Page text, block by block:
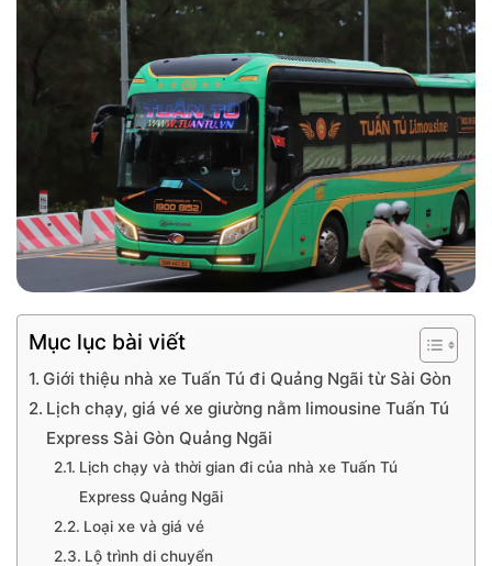
Mục lục bài viết
Giới thiệu nhà xe Tuấn Tú đi Quảng Ngãi từ Sài Gòn
Lịch chạy, giá vé xe giường nằm limousine Tuấn Tú
Express Sài Gòn Quảng Ngãi
Lịch chạy và thời gian đi của nhà xe Tuấn Tú
Express Quảng Ngãi
Loại xe và giá vé
Lộ trình di chuyển